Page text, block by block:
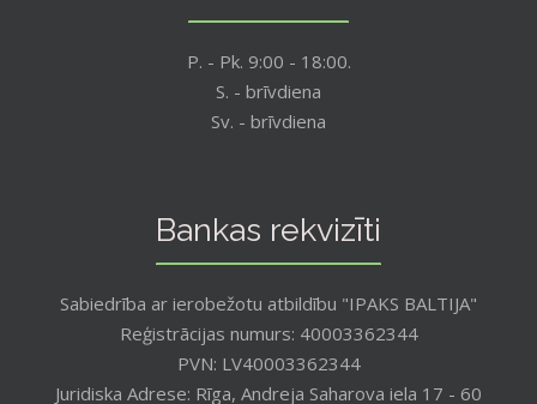
P. - Pk. 9:00 - 18:00.
S. - brīvdiena
Sv. - brīvdiena
Bankas rekvizīti
Sabiedrība ar ierobežotu atbildību "IPAKS BALTIJA"
Reģistrācijas numurs: 40003362344
PVN: LV40003362344
Juridiska Adrese: Rīga, Andreja Saharova iela 17 - 60